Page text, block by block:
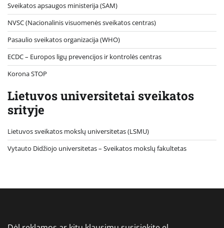
Sveikatos apsaugos ministerija (SAM)
NVSC (Nacionalinis visuomenės sveikatos centras)
Pasaulio sveikatos organizacija (WHO)
ECDC – Europos ligų prevencijos ir kontrolės centras
Korona STOP
Lietuvos universitetai sveikatos
srityje
Lietuvos sveikatos mokslų universitetas (LSMU)
Vytauto Didžiojo universitetas– Sveikatos mokslų fakultetas